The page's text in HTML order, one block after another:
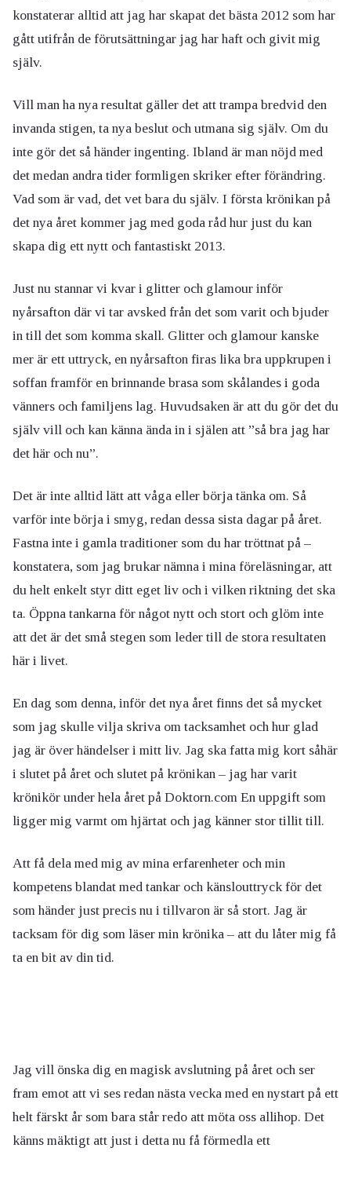
konstaterar alltid att jag har skapat det bästa 2012 som har
gått utifrån de förutsättningar jag har haft och givit mig
själv.
Vill man ha nya resultat gäller det att trampa bredvid den
invanda stigen, ta nya beslut och utmana sig själv. Om du
inte gör det så händer ingenting. Ibland är man nöjd med
det medan andra tider formligen skriker efter förändring.
Vad som är vad, det vet bara du själv. I första krönikan på
det nya året kommer jag med goda råd hur just du kan
skapa dig ett nytt och fantastiskt 2013.
Just nu stannar vi kvar i glitter och glamour inför
nyårsafton där vi tar avsked från det som varit och bjuder
in till det som komma skall. Glitter och glamour kanske
mer är ett uttryck, en nyårsafton firas lika bra uppkrupen i
soffan framför en brinnande brasa som skålandes i goda
vänners och familjens lag. Huvudsaken är att du gör det du
själv vill och kan känna ända in i själen att ”så bra jag har
det här och nu”.
Det är inte alltid lätt att våga eller börja tänka om. Så
varför inte börja i smyg, redan dessa sista dagar på året.
Fastna inte i gamla traditioner som du har tröttnat på –
konstatera, som jag brukar nämna i mina föreläsningar, att
du helt enkelt styr ditt eget liv och i vilken riktning det ska
ta. Öppna tankarna för något nytt och stort och glöm inte
att det är det små stegen som leder till de stora resultaten
här i livet.
En dag som denna, inför det nya året finns det så mycket
som jag skulle vilja skriva om tacksamhet och hur glad
jag är över händelser i mitt liv. Jag ska fatta mig kort såhär
i slutet på året och slutet på krönikan – jag har varit
krönikör under hela året på Doktorn.com En uppgift som
ligger mig varmt om hjärtat och jag känner stor tillit till.
Att få dela med mig av mina erfarenheter och min
kompetens blandat med tankar och känslouttryck för det
som händer just precis nu i tillvaron är så stort. Jag är
tacksam för dig som läser min krönika – att du låter mig få
ta en bit av din tid.
Jag vill önska dig en magisk avslutning på året och ser
fram emot att vi ses redan nästa vecka med en nystart på ett
helt färskt år som bara står redo att möta oss allihop. Det
känns mäktigt att just i detta nu få förmedla ett